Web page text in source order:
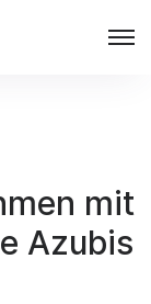
mit
Azubis